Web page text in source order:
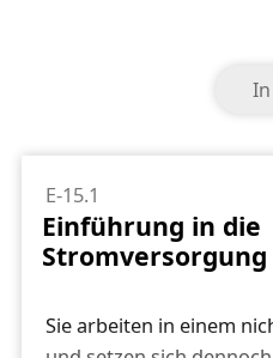
E-15.1
Einführung in die
Stromversorgung
Sie arbeiten in einem